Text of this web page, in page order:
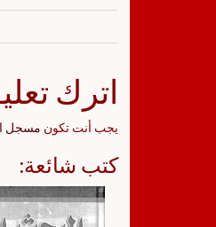
اترك
يجب أنت تكون مسجل
كتب شائعة: